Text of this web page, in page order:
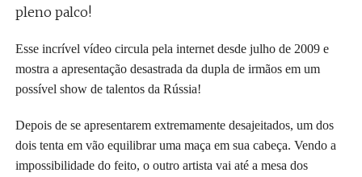
pleno palco!
Esse incrível vídeo circula pela internet desde julho de 2009 e
mostra a apresentação desastrada da dupla de irmãos em um
possível show de talentos da Rússia!
Depois de se apresentarem extremamente desajeitados, um dos
dois tenta em vão equilibrar uma maça em sua cabeça. Vendo a
impossibilidade do feito, o outro artista vai até a mesa dos